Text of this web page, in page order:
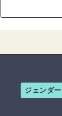
ジェンダー